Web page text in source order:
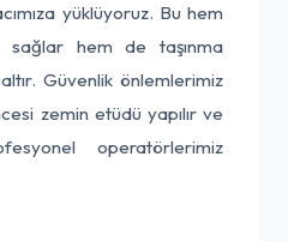
yüklüyoruz. Bu hem
hem de taşınma
Güvenlik önlemlerimiz
zemin etüdü yapılır ve
operatörlerimiz